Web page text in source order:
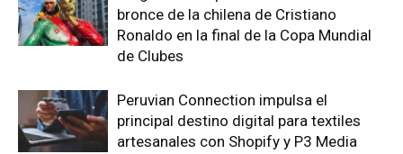
bronce de la chilena de Cristiano
Ronaldo en la final de la Copa Mundial
de Clubes
Peruvian Connection impulsa el
principal destino digital para textiles
artesanales con Shopify y P3 Media